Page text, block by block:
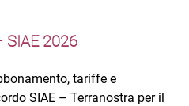
SIAE 2026
tariffe e
SIAE – Terranostra per il